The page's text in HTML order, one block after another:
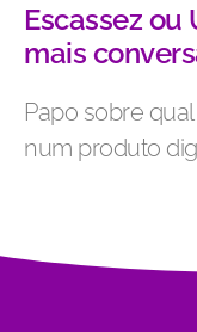
Escassez ou
mais
Papo sobre
num produto